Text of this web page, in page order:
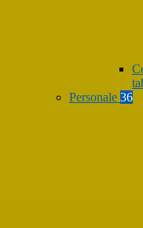
Personale 36